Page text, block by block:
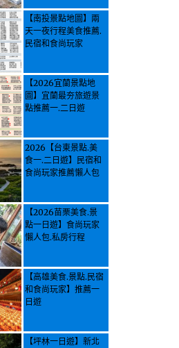
【南投景點地圖】兩
天一夜行程美食推薦.
民宿和食尚玩家
【2026宜蘭景點地
圖】宜蘭最夯旅遊景
點推薦一.二日遊
2026【台東景點.美
食一.二日遊】民宿和
食尚玩家推薦懶人包
【2026苗栗美食.景
點一日遊】食尚玩家
懶人包.私房行程
【高雄美食.景點.民宿
和食尚玩家】推薦一
日遊
【坪林一日遊】新北